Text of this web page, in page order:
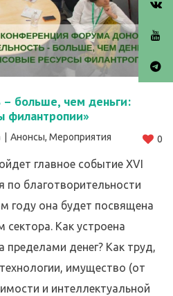
– больше, чем деньги:
филантропии»
Анонсы, Мероприятия 0
главное событие XVI
по благотворительности
году она будет посвящена
Как устроена
пределами денег? Как труд,
имущество (от
и интеллектуальной